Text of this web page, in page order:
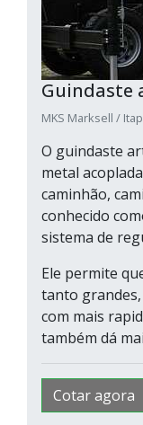
Guindaste
MKS Marksell /
O guindaste
metal
caminhão,
conhecido
sistema de
Ele permite
tanto
com mais
também dá
Cotar agora